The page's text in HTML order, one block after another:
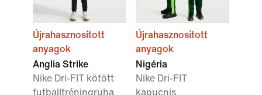
Újrahasznosított
anyagok
Anglia Strike
Nike Dri-FIT kötött
futballtréningruha
Újrahasznosított
anyagok
Nigéria
Nike Dri-FIT
kapucnis